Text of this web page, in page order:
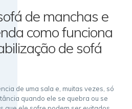
de manchas e
como funciona
de sofá
de uma sala e, muitas vezes, só
quando ele se quebra ou se